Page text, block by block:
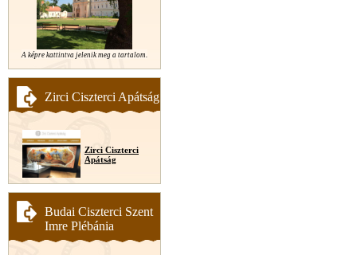
A képre kattintva jelenik meg a tartalom.
Zirci Ciszterci Apátság
Zirci Ciszterci
Apátság
Budai Ciszterci Szent
Imre Plébánia